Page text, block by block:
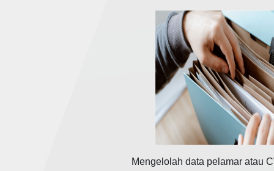
Mengelolah data pelamar atau